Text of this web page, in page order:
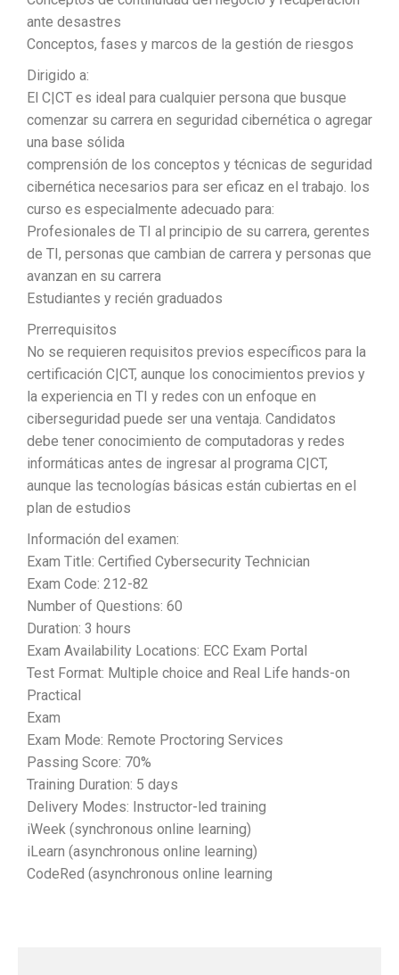
ante desastres
Conceptos, fases y marcos de la gestión de riesgos
Dirigido a:
El C|CT es ideal para cualquier persona que busque
comenzar su carrera en seguridad cibernética o agregar
una base sólida
comprensión de los conceptos y técnicas de seguridad
cibernética necesarios para ser eficaz en el trabajo. los
curso es especialmente adecuado para:
Profesionales de TI al principio de su carrera, gerentes
de TI, personas que cambian de carrera y personas que
avanzan en su carrera
Estudiantes y recién graduados
Prerrequisitos
No se requieren requisitos previos específicos para la
certificación C|CT, aunque los conocimientos previos y
la experiencia en TI y redes con un enfoque en
ciberseguridad puede ser una ventaja. Candidatos
debe tener conocimiento de computadoras y redes
informáticas antes de ingresar al programa C|CT,
aunque las tecnologías básicas están cubiertas en el
plan de estudios
Información del examen:
Exam Title: Certified Cybersecurity Technician
Exam Code: 212-82
Number of Questions: 60
Duration: 3 hours
Exam Availability Locations: ECC Exam Portal
Test Format: Multiple choice and Real Life hands-on
Practical
Exam
Exam Mode: Remote Proctoring Services
Passing Score: 70%
Training Duration: 5 days
Delivery Modes: Instructor-led training
iWeek (synchronous online learning)
iLearn (asynchronous online learning)
CodeRed (asynchronous online learning